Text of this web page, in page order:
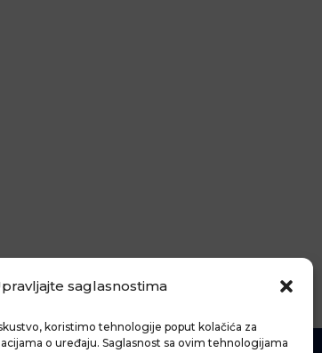
saglasnostima
koristimo tehnologije poput kolačića za
o uređaju. Saglasnost sa ovim tehnologijama